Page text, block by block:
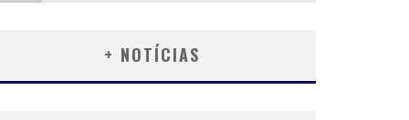
+ NOTÍCIAS